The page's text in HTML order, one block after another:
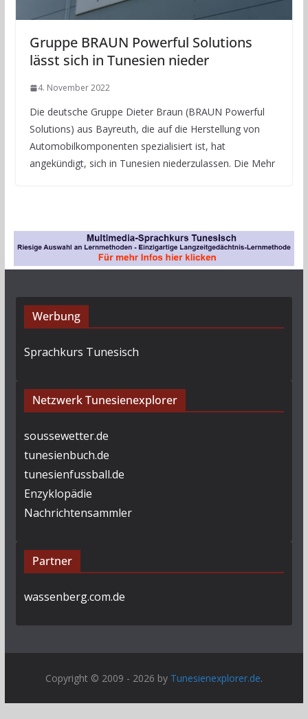
Gruppe BRAUN Powerful Solutions
lässt sich in Tunesien nieder
4. November 2022
Die deutsche Gruppe Dieter Braun (BRAUN Powerful
Solutions) aus Bayreuth, die auf die Herstellung von
Automobilkomponenten spezialisiert ist, hat
angekündigt, sich in Tunesien niederzulassen. Die Mehr
Werbung
Sprachkurs Tunesisch
Netzwerk Tunesienexplorer
soussewetter.de
tunesienbuch.de
tunesienfussball.de
Enzyklopädie
Nachrichtensammler
Partner
wassenberg.com.de
Copyright © 2009 - 2026 by Tunesienexplorer.de.